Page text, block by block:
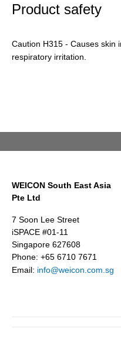
Product safety
Caution H315 - Causes skin
respiratory irritation.
WEICON South East Asia
Pte Ltd
7 Soon Lee Street
iSPACE #01-11
Singapore 627608
Phone: +65 6710 7671
Email: info@weicon.com.sg